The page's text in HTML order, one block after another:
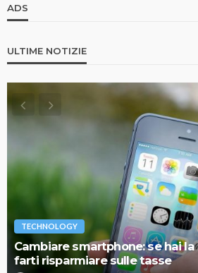
ADS
ULTIME NOTIZIE
TECHNOLOGY
Cambiare smartphone: se hai
farti risparmiare sulle tasse